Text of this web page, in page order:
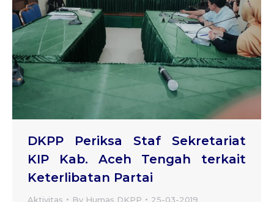
DKPP Periksa Staf Sekretariat
KIP Kab. Aceh Tengah terkait
Keterlibatan Partai
Aktivitas By Humas DKPP 25-03-2019